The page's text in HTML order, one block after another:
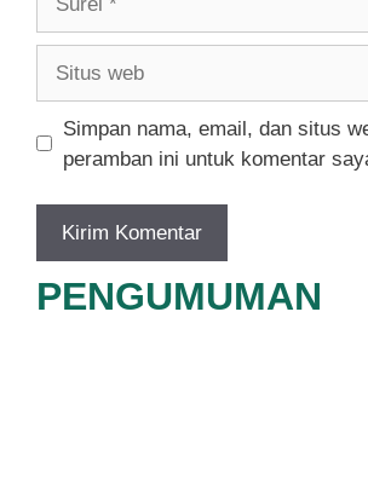
Simpan nama, email, dan situs
peramban ini untuk komentar
PENGUMUMAN